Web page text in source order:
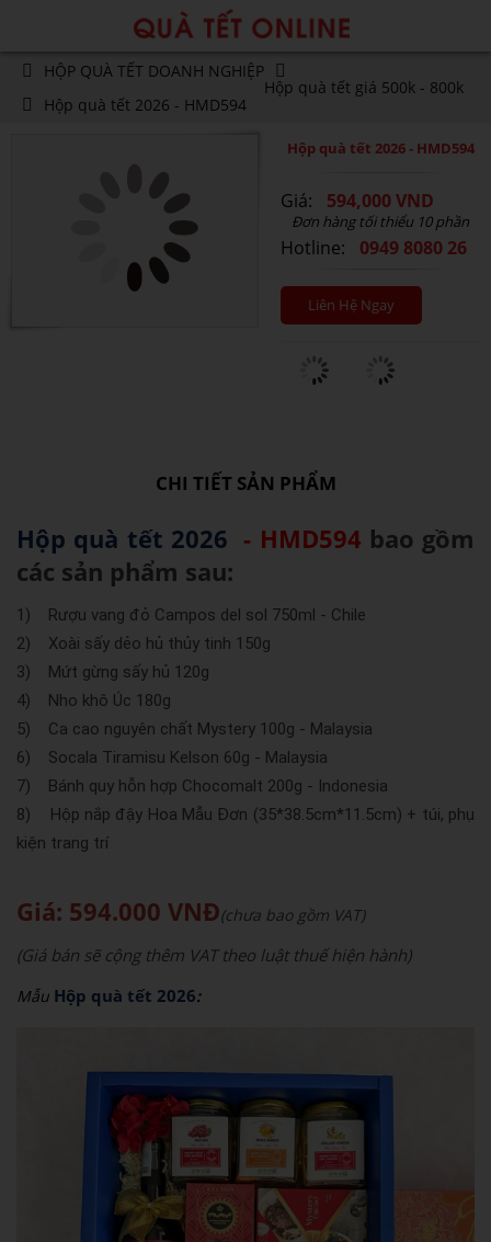
HỘP QUÀ TẾT DOANH NGHIỆP
Hộp quà tết giá 500k - 800k
Hộp quà tết 2026 - HMD594
Hộp quà tết 2026 - HMD594
Giá: 594,000 VND
Đơn hàng tối thiểu 10 phần
Hotline: 0949 8080 26
Liên Hệ Ngay
CHI TIẾT SẢN PHẨM
Hộp quà tết 2026 - HMD594 bao gồm
các sản phẩm sau:
1) Rượu vang đỏ Campos del sol 750ml - Chile
2) Xoài sấy dẻo hủ thủy tinh 150g
3) Mứt gừng sấy hủ 120g
4) Nho khô Úc 180g
5) Ca cao nguyên chất Mystery 100g - Malaysia
6) Socala Tiramisu Kelson 60g - Malaysia
7) Bánh quy hỗn hợp Chocomalt 200g - Indonesia
8) Hộp nắp đậy Hoa Mẫu Đơn (35*38.5cm*11.5cm) + túi, phụ
kiện trang trí
Giá: 594.000 VNĐ(chưa bao gồm VAT)
(Giá bán sẽ cộng thêm VAT theo luật thuế hiện hành)
Mẫu Hộp quà tết 2026: